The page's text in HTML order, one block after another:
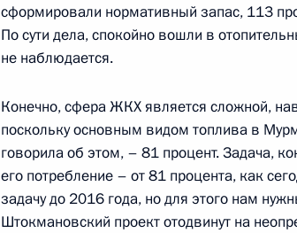
Рабочая встреча с губернатором
Ковтун
Встреча с военнослужащими
сформировали нормативный запас, 113
По сути дела, спокойно вошли в
не наблюдается.
Конечно, сфера ЖКХ является сложной,
поскольку основным видом топлива в
говорила об этом, – 81 процент. Задача,
его потребление – от 81 процента, как
задачу до 2016 года, но для этого нам
Штокмановский проект отодвинут на